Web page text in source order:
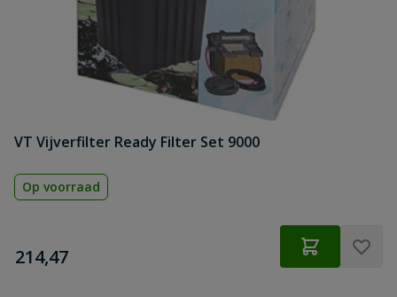
VT Vijverfilter Ready Filter Set 9000
Op voorraad
€
214,47